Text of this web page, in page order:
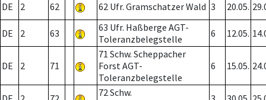
DE
2 62 62 Ufr. Gramschatzer Wald 3 20.05.
DE 2 63
63 Ufr. Haßberge AGT-
Toleranzbelegstelle
6 12.05.
DE 2 71
71 Schw. Scheppacher
Forst AGT-
Toleranzbelegstelle
6 15.05.
72 Schw.